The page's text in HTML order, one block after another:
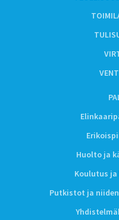
Huolto ja
Koulutus
Putkistot ja